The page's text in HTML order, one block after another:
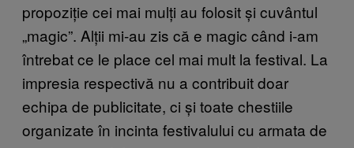
propoziție cei mai mulți au folosit și cuvântul
„magic”. Alții mi-au zis că e magic când i-am
întrebat ce le place cel mai mult la festival. La
impresia respectivă nu a contribuit doar
echipa de publicitate, ci și toate chestiile
organizate în incinta festivalului cu armata de